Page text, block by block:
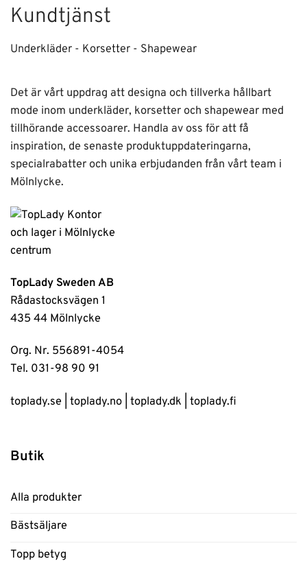
Kundtjänst
Underkläder - Korsetter - Shapewear
Det är vårt uppdrag att designa och tillverka hållbart
mode inom underkläder, korsetter och shapewear med
tillhörande accessoarer. Handla av oss för att få
inspiration, de senaste produktuppdateringarna,
specialrabatter och unika erbjudanden från vårt team i
Mölnlycke.
TopLady Sweden AB
Rådastocksvägen 1
435 44 Mölnlycke
Org. Nr. 556891-4054
Tel. 031-98 90 91
toplady.se toplady.no toplady.dk toplady.fi
Butik
Alla produkter
Bästsäljare
Topp betyg